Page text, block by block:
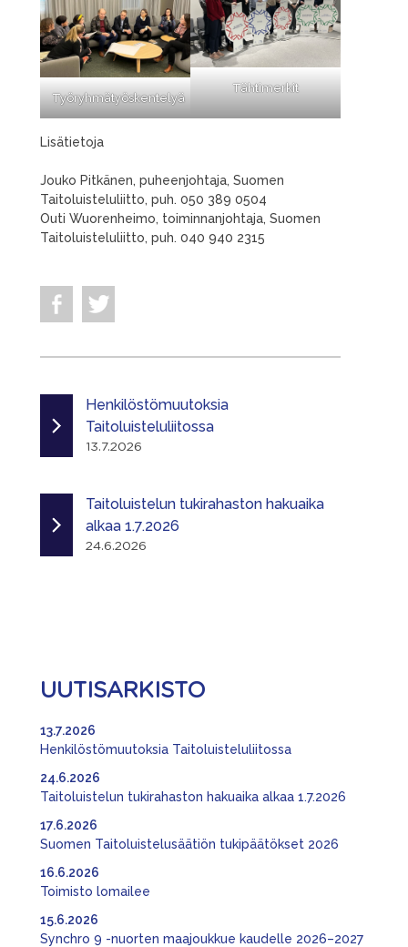
Työryhmätyöskentelyä
Tähtimerkit
Lisätietoja
Jouko Pitkänen, puheenjohtaja, Suomen
Taitoluisteluliitto, puh. 050 389 0504
Outi Wuorenheimo, toiminnanjohtaja, Suomen
Taitoluisteluliitto, puh. 040 940 2315
Henkilöstömuutoksia
Taitoluisteluliitossa
13.7.2026
Taitoluistelun tukirahaston hakuaika
alkaa 1.7.2026
24.6.2026
UUTISARKISTO
Henkilöstömuutoksia Taitoluisteluliitossa
13.7.2026
Taitoluistelun tukirahaston hakuaika alkaa 1.7.2026
24.6.2026
Suomen Taitoluistelusäätiön tukipäätökset 2026
17.6.2026
Toimisto lomailee
16.6.2026
Synchro 9 -nuorten maajoukkue kaudelle 2026–2027
15.6.2026